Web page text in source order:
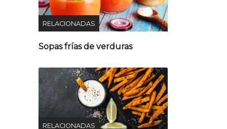
RELACIONADAS
Sopas frías de verduras
RELACIONADAS